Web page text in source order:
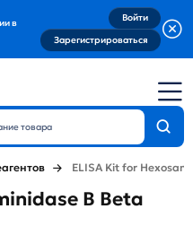
в
Войти
Зарегистрироваться
ELISA Kit for
B Beta